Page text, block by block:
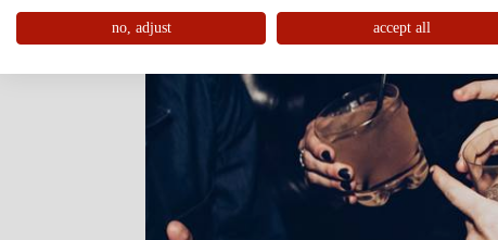
no, adjust accept all